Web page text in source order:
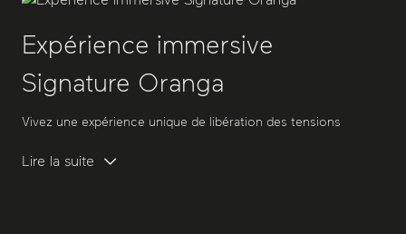
Expérience immersive
Signature Oranga
Vivez une expérience unique de libération des tensions
Lire la suite